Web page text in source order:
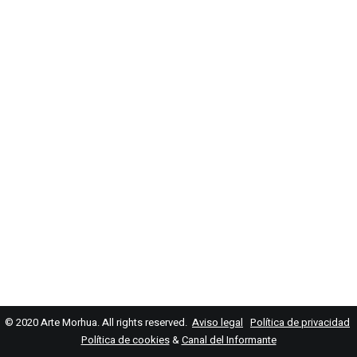
© 2020 Arte Morhua. All rights reserved. Aviso legal Política de privacidad
Política de cookies&Canal del Informante